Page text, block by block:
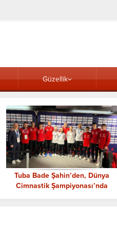
Güzellik
Tuba Bade Şahin’den, Dünya
Cimnastik Şampiyonası’nda